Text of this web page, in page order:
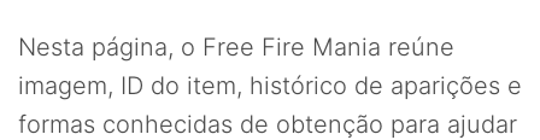
Nesta página, o Free Fire Mania reúne
imagem, ID do item, histórico de aparições e
formas conhecidas de obtenção para ajudar